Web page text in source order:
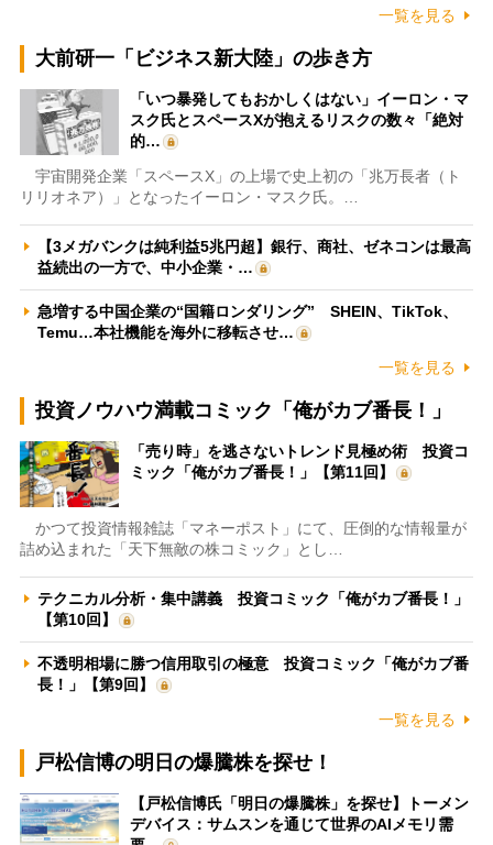
一覧を見る
大前研一「ビジネス新大陸」の歩き方
「いつ暴発してもおかしくはない」イーロン・マ
スク氏とスペースXが抱えるリスクの数々「絶対
的…
宇宙開発企業「スペースX」の上場で史上初の「兆万長者（ト
リリオネア）」となったイーロン・マスク氏。…
【3メガバンクは純利益5兆円超】銀行、商社、ゼネコンは最高
益続出の一方で、中小企業・…
急増する中国企業の“国籍ロンダリング” SHEIN、TikTok、
Temu…本社機能を海外に移転させ…
一覧を見る
投資ノウハウ満載コミック「俺がカブ番長！」
「売り時」を逃さないトレンド見極め術 投資コ
ミック「俺がカブ番長！」【第11回】
かつて投資情報雑誌「マネーポスト」にて、圧倒的な情報量が
詰め込まれた「天下無敵の株コミック」とし…
テクニカル分析・集中講義 投資コミック「俺がカブ番長！」
【第10回】
不透明相場に勝つ信用取引の極意 投資コミック「俺がカブ番
長！」【第9回】
一覧を見る
戸松信博の明日の爆騰株を探せ！
【戸松信博氏「明日の爆騰株」を探せ】トーメン
デバイス：サムスンを通じて世界のAIメモリ需